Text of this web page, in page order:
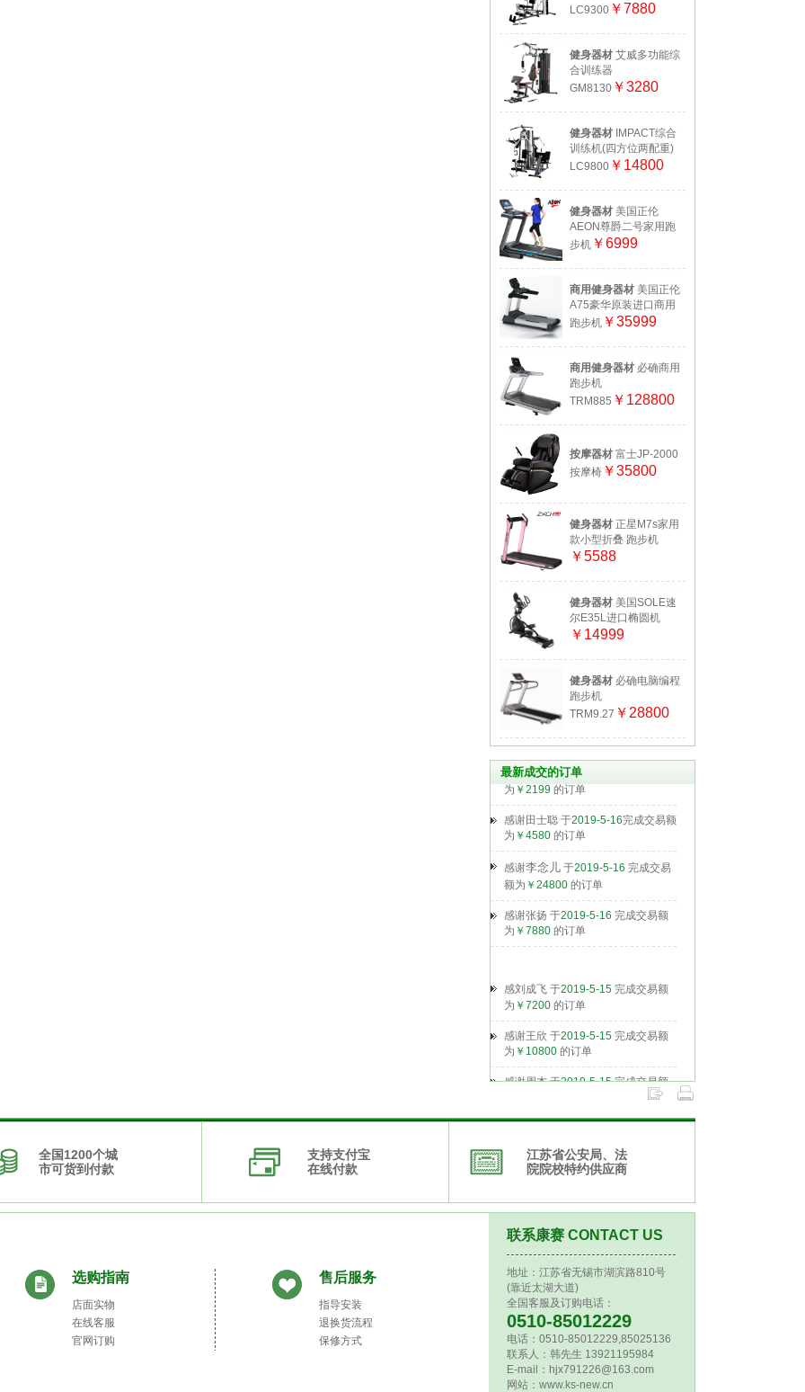
LC9300 ￥7880
健身器材 艾威多功能综
合训练器
GM8130 ￥3280
健身器材 IMPACT综合
训练机(四方位两配重)
LC9800 ￥14800
健身器材 美国正伦
AEON尊爵二号家用跑
步机 ￥6999
商用健身器材 美国正伦
A75豪华原装进口商用
跑步机 ￥35999
商用健身器材 必确商用
跑步机
TRM885 ￥128800
按摩器材 富士JP-2000
按摩椅 ￥35800
健身器材 正星M7s家用
款小型折叠 跑步机
￥5588
健身器材 美国SOLE速
尔E35L进口椭圆机
￥14999
健身器材 必确电脑编程
跑步机
TRM9.27 ￥28800
最新成交的订单
感刘成飞 2019-5-15完成交易额
为￥7200 的订单
为￥10800 的订单
感谢周杰 于2019-5-15 完成交易额
￥4360
感谢张扬 于2019-5-16完成交易额
为￥2199的订单
感谢田士聪 于 2019-5-16 完成交易额
为￥4580的订单
感谢 李念儿 于 2019-5-16
完成交易
额为￥24800的订单
感谢张扬 于 2019-5-16 完成交易额
为￥7880的订单
为￥7200的订单
感谢王欣 于 2019-5-15 完成交易额
为￥10800的订单
感谢周杰 于 2019-5-15 完成交易额
为￥4360的订单
为￥2199的订单
感谢田士聪 于2019-5-16完成交易额
￥4580的订单
感谢李念儿于2019-5-16 完成交易
感谢张扬 于2019-5-16完成交易额
为￥7880的订单
全国1200个城
市可货到付款
支持支付宝
在线付款
江苏省公安局、法
院院校特约供应商
选购指南
店面实物
在线客服
官网订购
售后服务
指导安装
退换货流程
保修方式
联系康赛 CONTACT US
地址：江苏省无锡市湖滨路810号
(靠近太湖大道)
全国客服及订购电话：
0510-85012229
电话：0510-85012229,85025136
联系人：韩先生 13921195984
E-mail：hjx791226@163.com
网站：www.ks-new.cn